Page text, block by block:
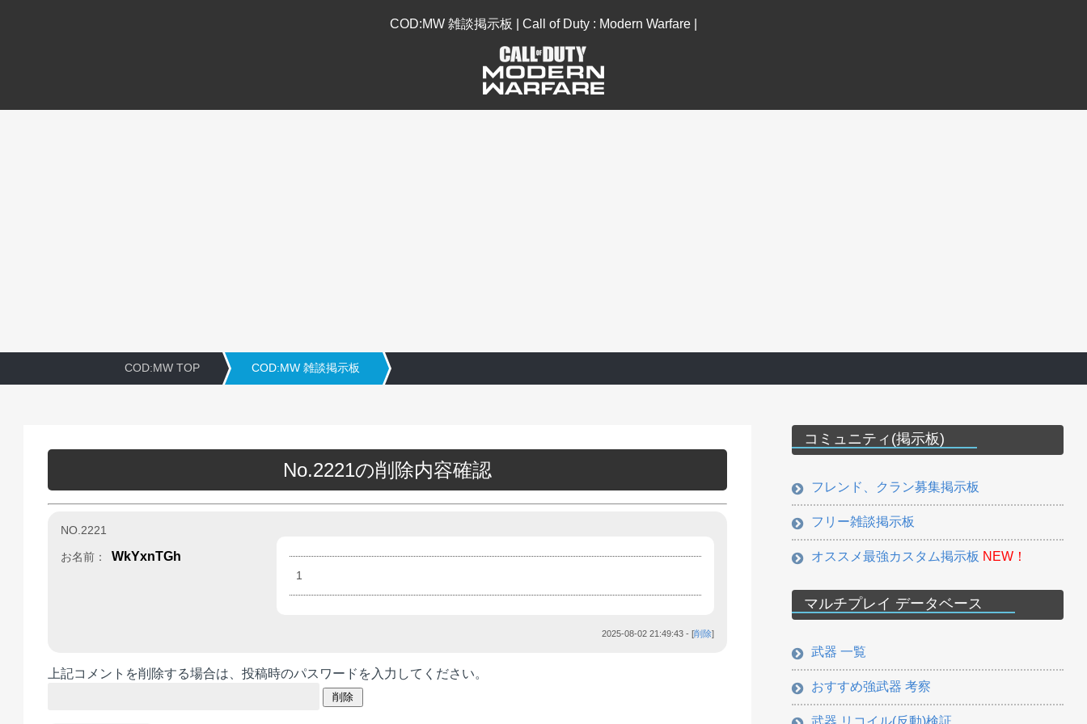
COD:MW 雑談掲示板 | Call of Duty : Modern Warfare |
COD:MW TOP COD:MW 雑談掲示板
No.2221の削除内容確認
NO.2221
お名前： WkYxnTGh
1
2025-08-02 21:49:43 - [削除]
上記コメントを削除する場合は、投稿時のパスワードを入力してください。
コミュニティ(掲示板)
フレンド、クラン募集掲示板
フリー雑談掲示板
オススメ最強カスタム掲示板 NEW！
マルチプレイ データベース
武器 一覧
おすすめ強武器 考察
武器 リコイル(反動)検証